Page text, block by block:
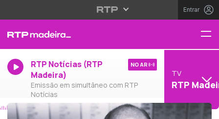
Entrar
RTP Notícias (RTP
Madeira)
Emissão em simultâneo com RTP
Notícias
NO AR
TV
RTP